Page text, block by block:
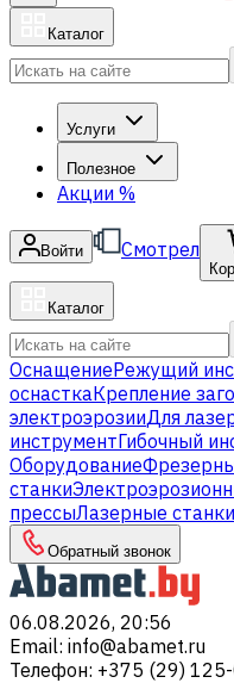
Каталог
Услуги
Полезное
Акции %
Войти Смотрел
Каталог
ОснащениеРежущий
оснасткаКрепление
электроэрозииДля
инструментГибочный
Оборудование
станки
прессыЛазерные станки
Обратный звонок
06.08.2026, 20:56
Email: info@abamet.ru
Телефон: +375 (29)